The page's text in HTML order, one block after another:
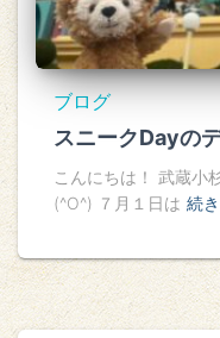
ブログ
スニークDayの
こんにちは！ 武蔵小
(^O^) ７月１日は 続